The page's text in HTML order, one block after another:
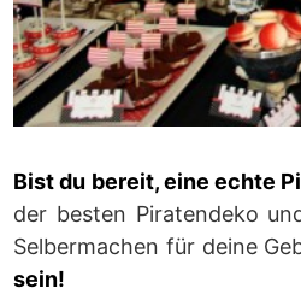
Bist du bereit, eine echte
der besten Piratendeko
Selbermachen für deine
sein!